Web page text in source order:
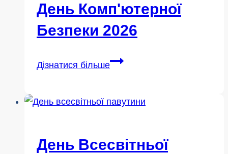
День Комп'ютерної
Безпеки 2026
Дізнатися більшеДень
2026
День Всесвітньої